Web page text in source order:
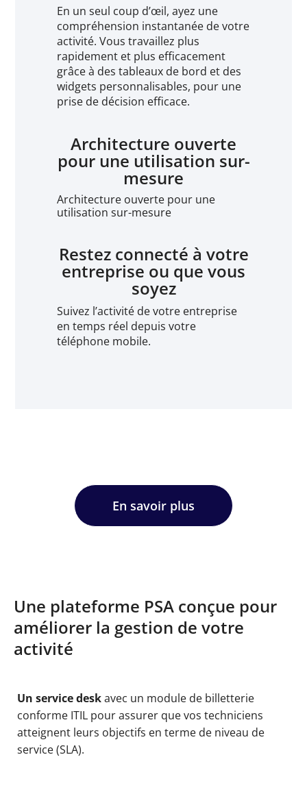
En un seul coup d’œil, ayez une
compréhension instantanée de votre
activité. Vous travaillez plus
rapidement et plus efficacement
grâce à des tableaux de bord et des
widgets personnalisables, pour une
prise de décision efficace.
Architecture ouverte
pour une utilisation sur-
mesure
Architecture ouverte pour une
utilisation sur-mesure
Restez connecté à votre
entreprise ou que vous
soyez
Suivez l’activité de votre entreprise
en temps réel depuis votre
téléphone mobile.
En savoir plus
Une plateforme PSA conçue pour
améliorer la gestion de votre
activité
Un service deskavec un module de billetterie
conforme ITIL pour assurer que vos techniciens
atteignent leurs objectifs en terme de niveau de
service (SLA).